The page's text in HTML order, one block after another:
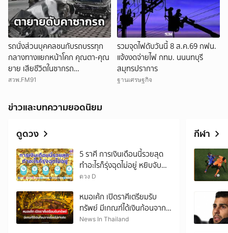
รถนั่งส่วนบุคคลชนกับรถบรรทุก
กลางทางแยกหน้าโคก คุณตา-คุณ
ยาย เสียชีวิตในซากรถ
จ.พระนครศรีอยุธยา
สวพ.FM91
รวมจุดไฟดับวันนี้ 8 ส.ค.69 กฟน.
แจ้งงดจ่ายไฟ กทม. นนนทบุรี
สมุทรปราการ
ฐานเศรษฐกิจ
ข่าวและบทความยอดนิยม
ดูดวง
5 ราศี การเงินเดือนนี้รวยสุด
ทำอะไรก็รุ่งฉุดไม่อยู่ หยิบจับ
อะไรก็เป็นเงินเป็นทอง
ดวง D
หมอเค้ก เปิดราศีเตรียมรับ
ทรัพย์ มีเกณฑ์ได้เงินก้อนจาก
เรื่องไม่คาดคิด
News In Thailand
กีฬา